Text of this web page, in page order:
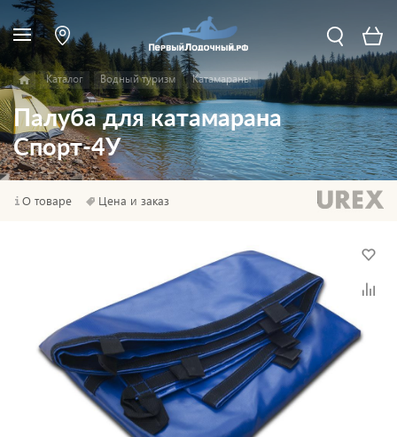
Каталог Водный туризм Катамараны
Палуба для катамарана
Спорт-4У
О товаре Цена и заказ